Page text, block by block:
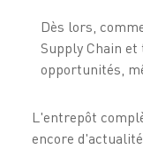
Dès lors,
Supply Chain
opportunités,
L'entrepôt
encore